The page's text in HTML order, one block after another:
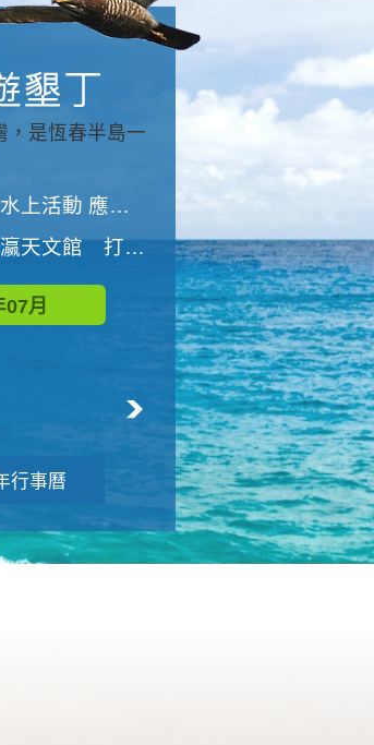
畢業生限額免費參加
造沉浸式天文探索營隊
月
與國家公園有約-優游潮間
115年08月
行事曆